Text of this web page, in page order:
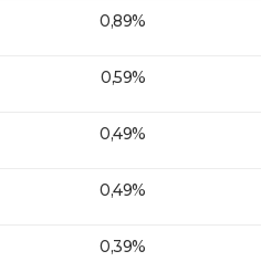
0,89%
0,59%
0,49%
0,49%
0,39%